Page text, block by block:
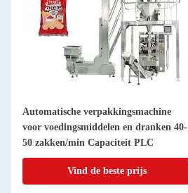
Automatische verpakkingsmachine
voor voedingsmiddelen en dranken 40-
50 zakken/min Capaciteit PLC
Vind de beste prijs